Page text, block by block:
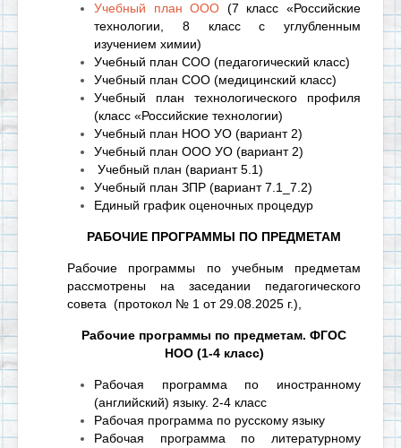
Учебный план ООО (7 класс «Российские
технологии, 8 класс с углубленным
изучением химии)
Учебный план СОО (педагогический класс)
Учебный план СОО (медицинский класс)
Учебный план технологического профиля
(класс «Российские технологии)
Учебный план НОО УО (вариант 2)
Учебный план ООО УО (вариант 2)
Учебный план (вариант 5.1)
Учебный план ЗПР (вариант 7.1_7.2)
Единый график оценочных процедур
РАБОЧИЕ ПРОГРАММЫ ПО ПРЕДМЕТАМ
Рабочие программы по учебным предметам
рассмотрены на заседании педагогического
совета (протокол № 1 от 29.08.2025 г.),
Рабочие программы по предметам. ФГОС
НОО (1-4 класс)
Рабочая программа по иностранному
(английский) языку. 2-4 класс
Рабочая программа по русскому языку
Рабочая программа по литературному